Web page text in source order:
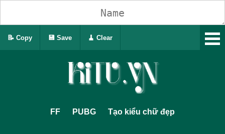
FF PUBG Tạo kiểu chữ đẹp
📝 Copy 💾 Save 🧹 Clear